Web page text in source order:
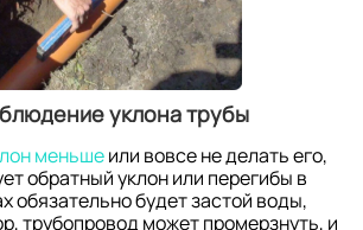
уклона трубы
меньшеили вовсе не делать его,
обратный уклон или перегибы в
обязательно будет застой воды,
трубопровод может промерзнуть, и